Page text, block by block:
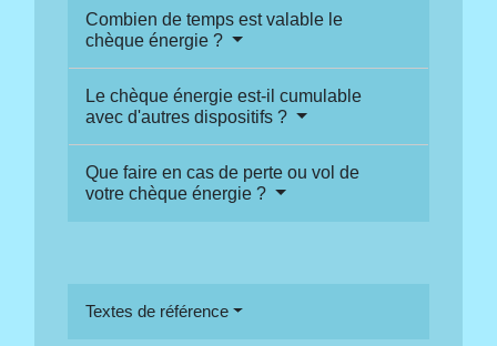
Combien de temps est valable le
chèque énergie ?
Le chèque énergie est-il cumulable
avec d'autres dispositifs ?
Que faire en cas de perte ou vol de
votre chèque énergie ?
Textes de référence